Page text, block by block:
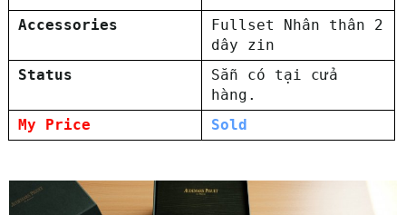
Accessories
Fullset Nhân thân 2
dây zin
Status
Sẵn có tại cửa
hàng.
My Price
Sold